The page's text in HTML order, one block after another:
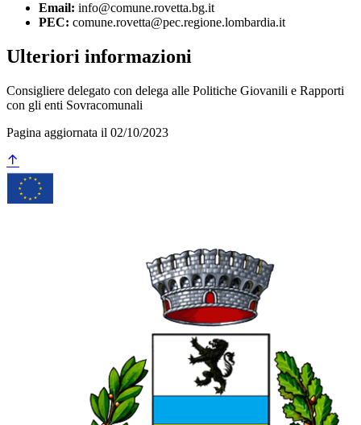
Email: info@comune.rovetta.bg.it
PEC: comune.rovetta@pec.regione.lombardia.it
Ulteriori informazioni
Consigliere delegato con delega alle Politiche Giovanili e Rapporti
con gli enti Sovracomunali
Pagina aggiornata il 02/10/2023